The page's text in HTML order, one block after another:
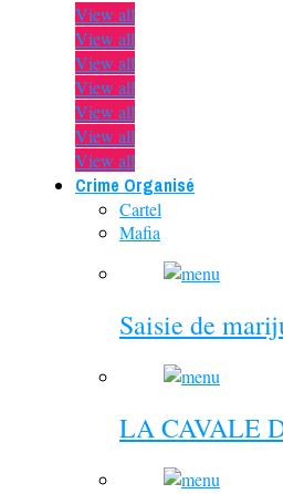
View all
View all
View all
View all
View all
View all
View all
Crime Organisé
Cartel
Mafia
Saisie de
LA CAVALE